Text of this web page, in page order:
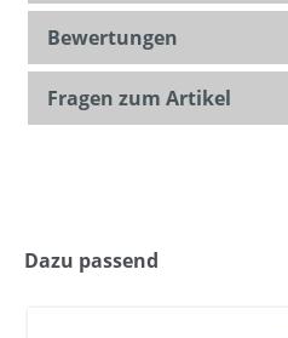
Bewertungen
Fragen zum Artikel
Dazu passend